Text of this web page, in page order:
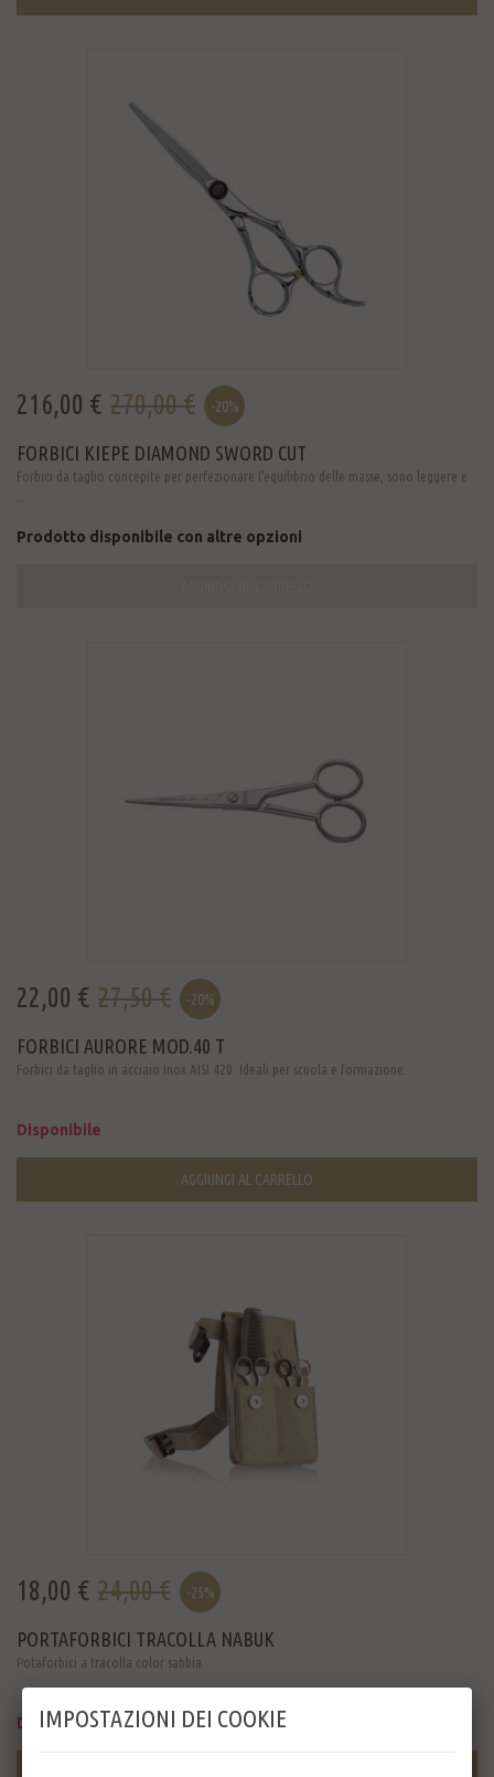
216,00 € 270,00 € -20%
FORBICI KIEPE DIAMOND SWORD CUT
Forbici da taglio concepite per perfezionare l'equilibrio delle masse, sono leggere e
Prodotto disponibile con altre opzioni
22,00 € 27,50 € -20%
FORBICI AURORE MOD.40 T
Forbici da taglio in acciaio Inox AISI 420. Ideali per scuola e formazione.
Disponibile
AGGIUNGI AL CARRELLO
18,00 € 24,00 € -25%
PORTAFORBICI TRACOLLA NABUK
Potaforbici a tracolla color sabbia.
Disponibile
IMPOSTAZIONI DEI COOKIE